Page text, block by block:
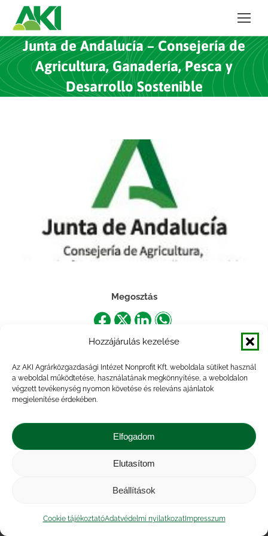
Hozzájárulás kezelése
Az AKI Agrárközgazdasági Intézet Nonprofit Kft. weboldala sütiket használ
a weboldal működtetése, használatának megkönnyítése, a weboldalon
végzett tevékenység nyomon követése és releváns ajánlatok
megjelenítése érdekében.
Elfogadom
Elutasítom
Beállítások
Cookie tájékoztatóAdatvédelmi nyilatkozatImpresszum
Junta de Andalucía – Consejería de
Agricultura, Ganadería, Pesca y
Desarrollo Sostenible
Megosztás
Share
on
Facebook
Share
on
X
Share
on
LinkedIn
Share
on
WhatsApp
Kapcsolat |
tájékoztató